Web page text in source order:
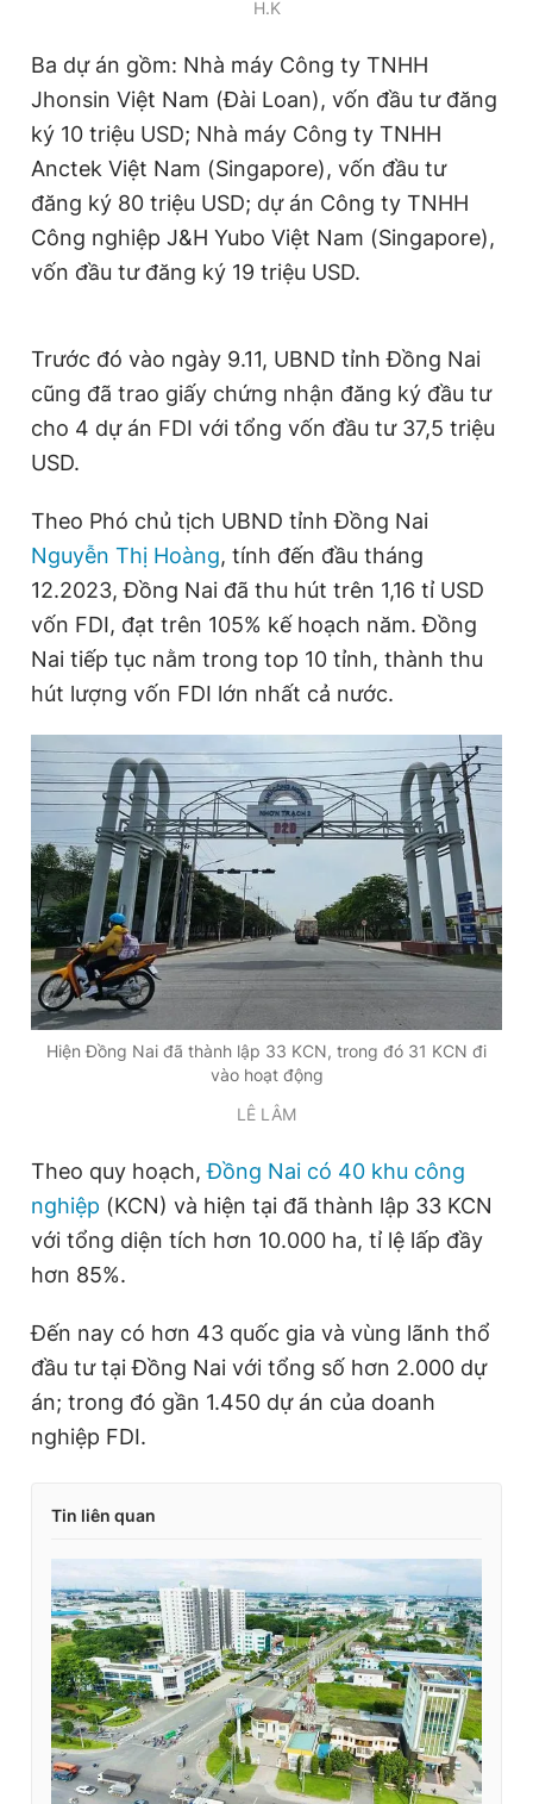
Đặt báo Quảng cáo RSS Tòa soạn Chính sách bảo
Tổng biên tập: Nguyễn Ngọc Toàn
Phó tổng biên tập thường trực: Hải Thành
Phó tổng biên tập: Lâm Hiếu Dũng
Phó tổng biên tập: Trần Việt Hưng
Tổng thư ký tòa soạn: Đức Trung
Giấy phép xuất bản số 110/GP - BTTTT cấp ngày 24.3.2020
© 2003-2026 Bản quyền thuộc về Báo Thanh Niên. Cấm sao
chép dưới mọi hình thức nếu không có sự chấp thuận bằng văn
bản. Phát triển bởi ePi Technologies, JSC.
H.K
Ba dự án gồm: Nhà máy Công ty TNHH
Jhonsin Việt Nam (Đài Loan), vốn đầu tư đăng
ký 10 triệu USD; Nhà máy Công ty TNHH
Anctek Việt Nam (Singapore), vốn đầu tư
đăng ký 80 triệu USD; dự án Công ty TNHH
Công nghiệp J&H Yubo Việt Nam (Singapore),
vốn đầu tư đăng ký 19 triệu USD.
Trước đó vào ngày 9.11, UBND tỉnh Đồng Nai
cũng đã trao giấy chứng nhận đăng ký đầu tư
cho 4 dự án FDI với tổng vốn đầu tư 37,5 triệu
USD.
Theo Phó chủ tịch UBND tỉnh Đồng Nai
Nguyễn Thị Hoàng, tính đến đầu tháng
12.2023, Đồng Nai đã thu hút trên 1,16 tỉ USD
vốn FDI, đạt trên 105% kế hoạch năm. Đồng
Nai tiếp tục nằm trong top 10 tỉnh, thành thu
hút lượng vốn FDI lớn nhất cả nước.
Hiện Đồng Nai đã thành lập 33 KCN, trong đó 31 KCN đi
vào hoạt động
LÊ LÂM
Theo quy hoạch,Đồng Nai có 40 khu công
nghiệp (KCN) và hiện tại đã thành lập 33 KCN
với tổng diện tích hơn 10.000 ha, tỉ lệ lấp đầy
hơn 85%.
Đến nay có hơn 43 quốc gia và vùng lãnh thổ
đầu tư tại Đồng Nai với tổng số hơn 2.000 dự
án; trong đó gần 1.450 dự án của doanh
nghiệp FDI.
Tin liên quan